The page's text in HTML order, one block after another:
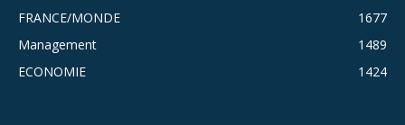
FRANCE/MONDE
1677
Management
1489
ECONOMIE
1424